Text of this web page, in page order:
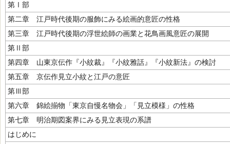
第Ⅰ部
第二章 江戸時代後期の服飾にみる絵画的意匠の性格
第三章 江戸時代後期の浮世絵師の画業と花鳥画風意匠の展開
第Ⅱ部
第四章 山東京伝作『小紋裁』『小紋雅話』『小紋新法』の検討
第五章 京伝作見立小紋と江戸の意匠
第Ⅲ部
第六章 錦絵揃物「東京自慢名物会」「見立模様」の性格
第七章 明治期図案界にみる見立表現の系譜
はじめに